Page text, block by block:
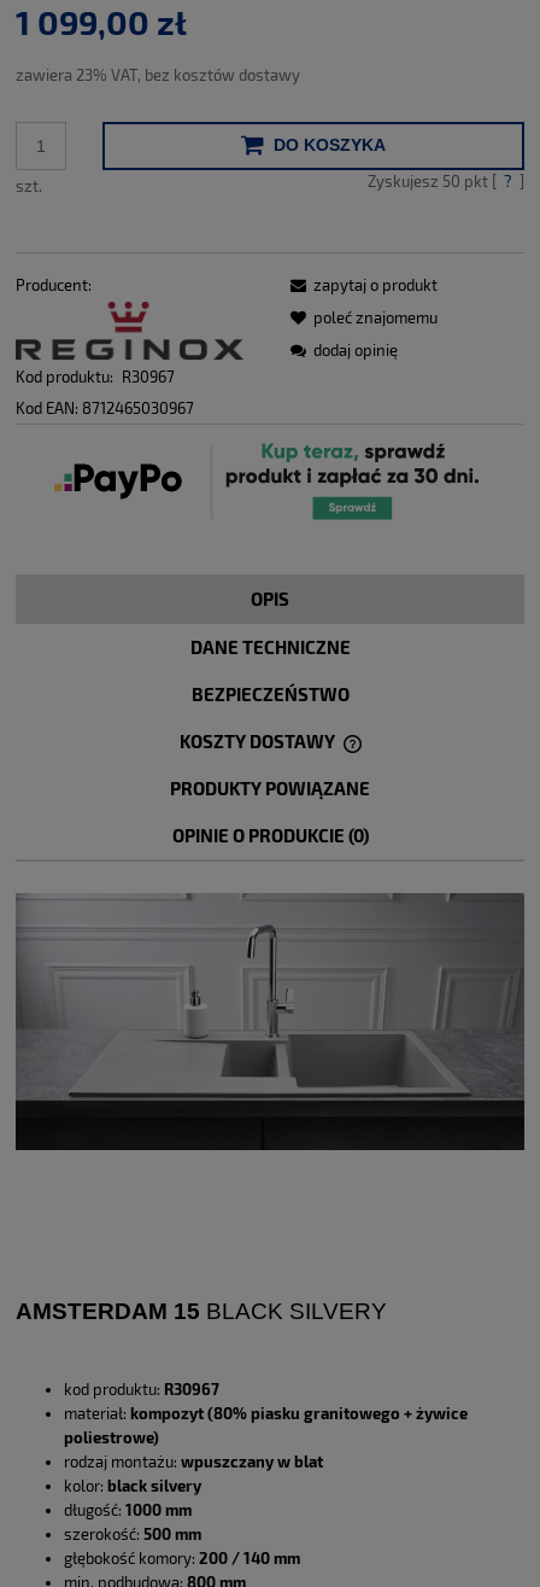
1 099,00 zł
zawiera 23% VAT, bez kosztów dostawy
szt.
DO KOSZYKA
Zyskujesz 50 pkt [ ? ]
Producent:
Kod produktu: R30967
Kod EAN: 8712465030967
zapytaj o produkt
poleć znajomemu
dodaj opinię
OPIS
DANE TECHNICZNE
BEZPIECZEŃSTWO
KOSZTY DOSTAWY
CENA NIE ZAWIERA EWENTUALNYCH KOSZTÓW PŁATNOŚCI
PRODUKTY POWIĄZANE
OPINIE O PRODUKCIE (0)
AMSTERDAM 15 BLACK SILVERY
kod produktu: R30967
materiał: kompozyt (80% piasku granitowego + żywice
poliestrowe)
rodzaj montażu: wpuszczany w blat
kolor: black silvery
długość: 1000 mm
szerokość: 500 mm
głębokość komory: 200 / 140 mm
min. podbudowa: 800 mm